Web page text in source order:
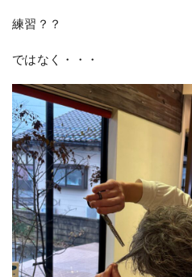
練習？？
ではなく・・・